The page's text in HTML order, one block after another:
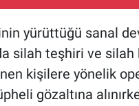
yürüttüğü sanal
silah teşhiri ve silah
kişilere yönelik
gözaltına